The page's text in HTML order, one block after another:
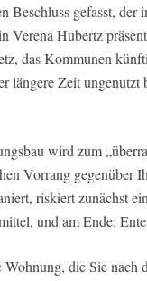
Beschluss gefasst, der
Verena Hubertz
das Kommunen
längere Zeit ungenutzt
wird zum
Vorrang gegenüber
riskiert zunächst
und am Ende:
die Sie nach